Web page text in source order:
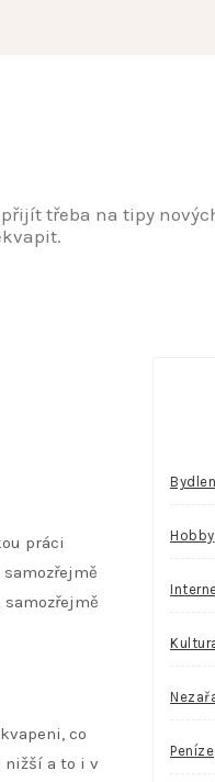
třeba na tipy
práci
co
nižší a to i v
Hobby
Peníze